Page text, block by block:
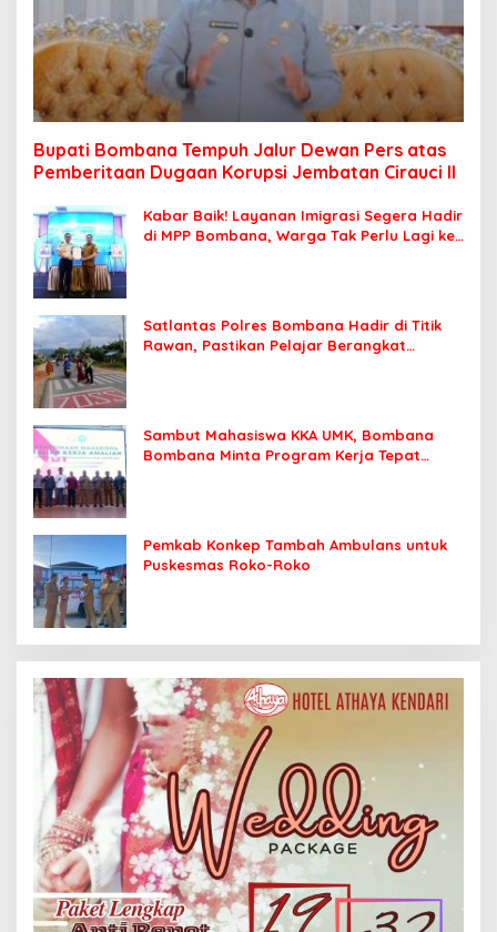
Bupati Bombana Tempuh Jalur Dewan Pers atas
Pemberitaan Dugaan Korupsi Jembatan Cirauci II
Kabar Baik! Layanan Imigrasi Segera Hadir
di MPP Bombana, Warga Tak Perlu Lagi ke
Satlantas Polres Bombana Hadir di Titik
Rawan, Pastikan Pelajar Berangkat
Sambut Mahasiswa KKA UMK, Bombana
Bombana Minta Program Kerja Tepat
Pemkab Konkep Tambah Ambulans untuk
Puskesmas Roko-Roko